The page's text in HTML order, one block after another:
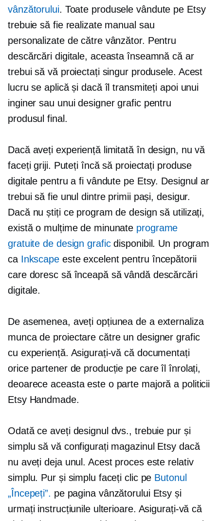
vânzătorului. Toate produsele vândute pe Etsy
trebuie să fie realizate manual sau
personalizate de către vânzător. Pentru
descărcări digitale, aceasta înseamnă că ar
trebui să vă proiectați singur produsele. Acest
lucru se aplică și dacă îl transmiteți apoi unui
inginer sau unui designer grafic pentru
produsul final.
Dacă aveți experiență limitată în design, nu vă
faceți griji. Puteți încă să proiectați produse
digitale pentru a fi vândute pe Etsy. Designul ar
trebui să fie unul dintre primii pași, desigur.
Dacă nu știți ce program de design să utilizați,
există o mulțime de minunate programe
gratuite de design graficdisponibil. Un program
ca Inkscapeeste excelent pentru începătorii
care doresc să înceapă să vândă descărcări
digitale.
De asemenea, aveți opțiunea de a externaliza
munca de proiectare către un designer grafic
cu experiență. Asigurați-vă că documentați
orice partener de producție pe care îl înrolați,
deoarece aceasta este o parte majoră a politicii
Etsy Handmade.
Odată ce aveți designul dvs., trebuie pur și
simplu să vă configurați magazinul Etsy dacă
nu aveți deja unul. Acest proces este relativ
simplu. Pur și simplu faceți clic pe Butonul
„Începeți”. pe pagina vânzătorului Etsy și
urmați instrucțiunile ulterioare. Asigurați-vă că